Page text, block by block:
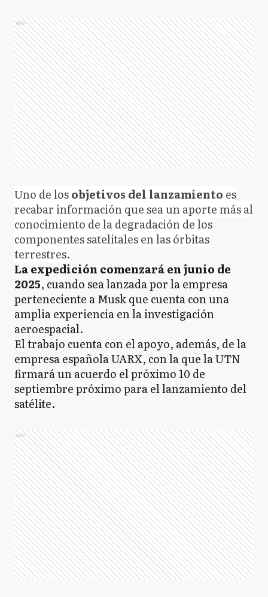
Ads
Uno de losobjetivos del lanzamiento es
recabar información que sea un aporte más al
conocimiento de la degradación de los
componentes satelitales en las órbitas
terrestres.
La expedición comenzará en junio de
2025, cuando sea lanzada por la empresa
perteneciente a Musk que cuenta con una
amplia experiencia en la investigación
aeroespacial.
El trabajo cuenta con el apoyo, además, de la
empresa española UARX, con la que la UTN
firmará un acuerdo el próximo 10 de
septiembre próximo para el lanzamiento del
satélite.
Ads